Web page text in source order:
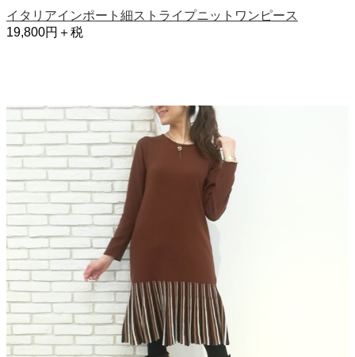
イタリアインポート細ストライプニットワンピース
19,800円＋税